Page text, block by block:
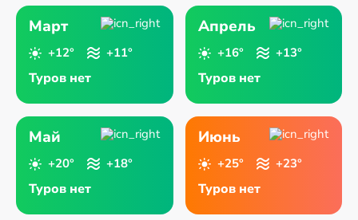
Март
+12° +11°
Туров нет
Апрель
+16° +13°
Туров нет
Май
+20° +18°
Туров нет
Июнь
+25° +23°
Туров нет